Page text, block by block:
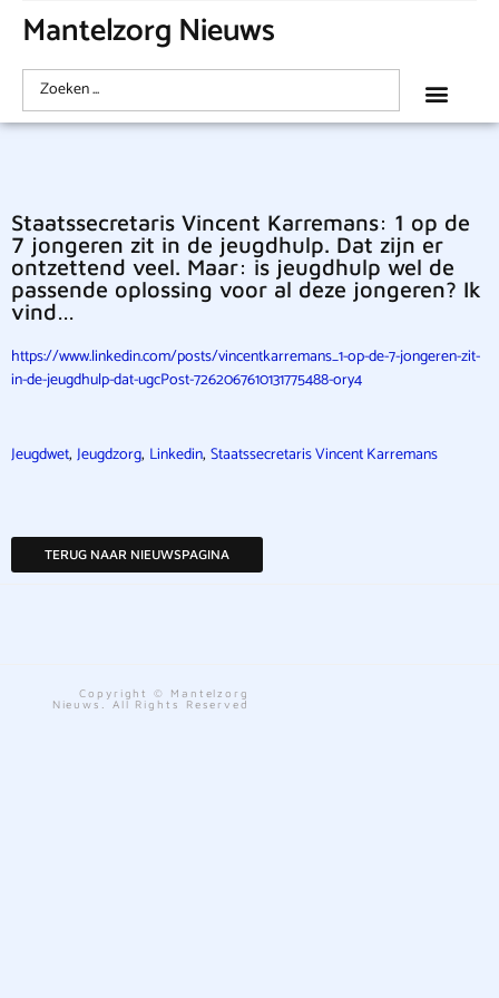
Mantelzorg Nieuws
Staatssecretaris Vincent Karremans: 1 op de
7 jongeren zit in de jeugdhulp. Dat zijn er
ontzettend veel. Maar: is jeugdhulp wel de
passende oplossing voor al deze jongeren? Ik
vind…
https://www.linkedin.com/posts/vincentkarremans_1-op-de-7-jongeren-zit-
in-de-jeugdhulp-dat-ugcPost-7262067610131775488-ory4
Jeugdwet, Jeugdzorg, Linkedin, Staatssecretaris Vincent Karremans
TERUG NAAR NIEUWSPAGINA
Copyright © Mantelzorg
Nieuws. All Rights Reserved